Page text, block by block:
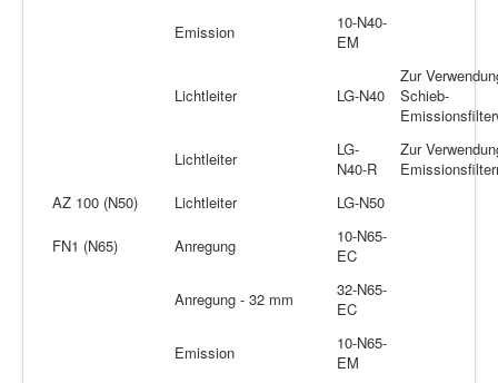
Emission
10-N40-
EM
Lichtleiter LG-N40
Zur
Schieb-
Lichtleiter
LG-
N40-R
Zur
AZ 100 (N50)
Lichtleiter LG-N50
FN1 (N65) Anregung
10-N65-
EC
Anregung - 32 mm
32-N65-
EC
Emission
10-N65-
EM